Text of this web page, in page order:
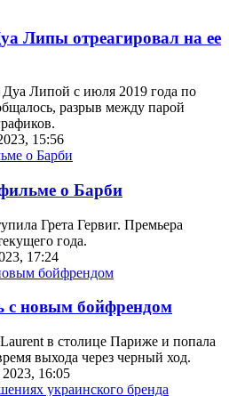
Липы отреагировал на ее
Дуа Липой с июля 2019 года по
разрыв между парой
15:56
о Барби
Грета Гервиг. Премьера
года.
17:24
с новым бойфрендом
в столице Париже и попала
выхода через черный ход.
16:05